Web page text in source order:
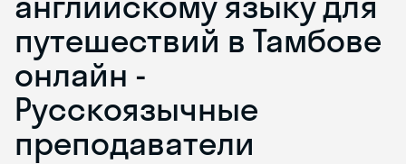
путешествий в Тамбове
онлайн -
Русскоязычные
преподаватели
Skyeng Chat